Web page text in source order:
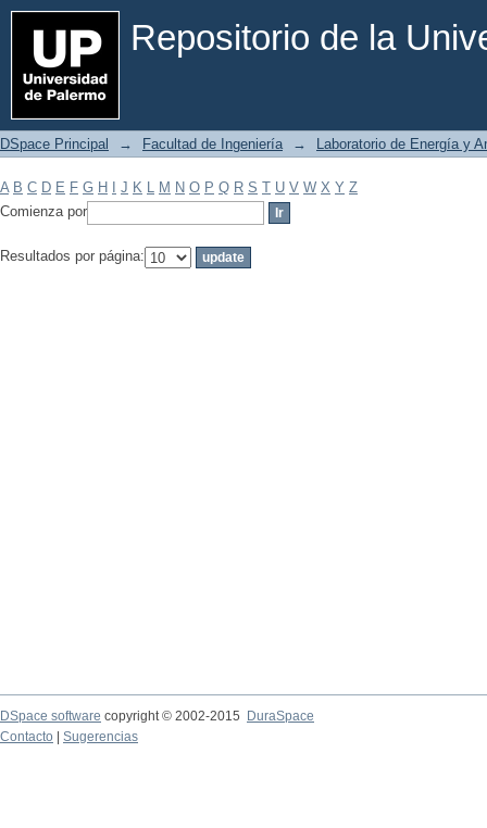
Repositorio de la
Filtrar por: Materia
DSpace Principal → Facultad de Ingeniería → Laboratorio de Energía y
A B C D E F G H J K L M N O P Q R S T U V W X Y Z
Comienza por
Resultados por página:
DSpace software copyright © 2002-2015
DuraSpace
Contacto
Sugerencias